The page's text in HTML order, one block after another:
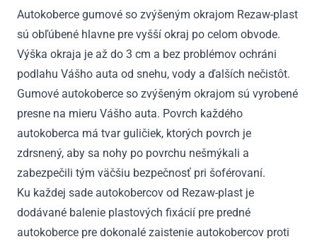
-
2018
Autokoberce gumové so zvýšeným okrajom Rezaw-plast
sú obľúbené hlavne pre vyšší okraj po celom obvode.
Výška okraja je až do 3 cm a bez problémov ochráni
podlahu Vášho auta od snehu, vody a ďalších nečistôt.
Gumové autokoberce so zvýšeným okrajom sú vyrobené
presne na mieru Vášho auta. Povrch každého
autokoberca má tvar guličiek, ktorých povrch je
zdrsnený, aby sa nohy po povrchu nešmýkali a
zabezpečili tým väčšiu bezpečnosť pri šoférovaní.
Ku každej sade autokobercov od Rezaw-plast je
dodávané balenie plastových fixácií pre predné
autokoberce pre dokonalé zaistenie autokobercov proti